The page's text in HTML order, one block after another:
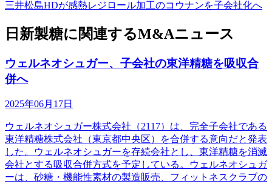
三井松島HDが感熱レジロール加工のコウナンを子会社化へ
日新製糖に関連するM&Aニュース
ウェルネオシュガー、子会社の東洋精糖を吸収合
併へ
2025年06月17日
ウェルネオシュガー株式会社（2117）は、完全子会社である
東洋精糖株式会社（東京都中央区）を合併する意向だと発表
した。ウェルネオシュガーを存続会社とし、東洋精糖を消滅
会社とする吸収合併方式を予定している。ウェルネオシュガ
ーは、砂糖・機能性素材の製造販売、フィットネスクラブの